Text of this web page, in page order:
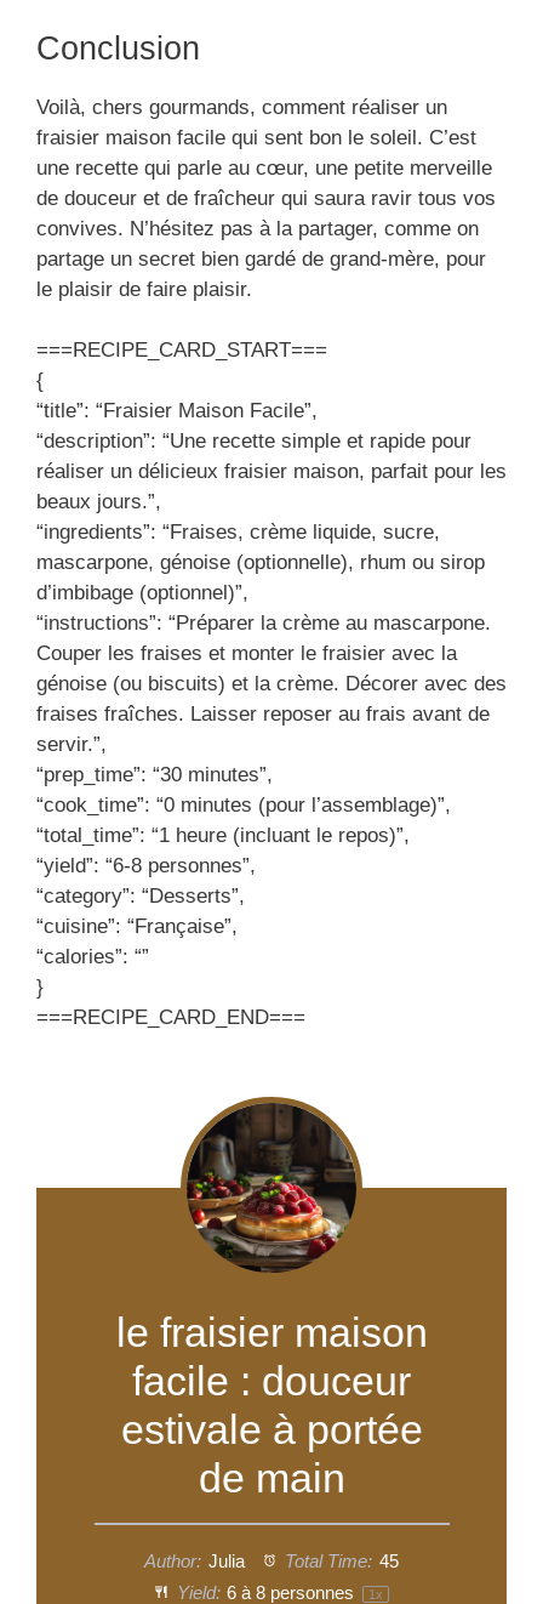
Conclusion
Voilà, chers gourmands, comment réaliser un
fraisier maison facile qui sent bon le soleil. C’est
une recette qui parle au cœur, une petite merveille
de douceur et de fraîcheur qui saura ravir tous vos
convives. N’hésitez pas à la partager, comme on
partage un secret bien gardé de grand-mère, pour
le plaisir de faire plaisir.
===RECIPE_CARD_START===
{
“title”: “Fraisier Maison Facile”,
“description”: “Une recette simple et rapide pour
réaliser un délicieux fraisier maison, parfait pour les
beaux jours.”,
“ingredients”: “Fraises, crème liquide, sucre,
mascarpone, génoise (optionnelle), rhum ou sirop
d’imbibage (optionnel)”,
“instructions”: “Préparer la crème au mascarpone.
Couper les fraises et monter le fraisier avec la
génoise (ou biscuits) et la crème. Décorer avec des
fraises fraîches. Laisser reposer au frais avant de
servir.”,
“prep_time”: “30 minutes”,
“cook_time”: “0 minutes (pour l’assemblage)”,
“total_time”: “1 heure (incluant le repos)”,
“yield”: “6-8 personnes”,
“category”: “Desserts”,
“cuisine”: “Française”,
“calories”: “”
}
===RECIPE_CARD_END===
le fraisier maison
facile : douceur
estivale à portée
de main
Author: Julia Total Time: 45
Yield: 6 à 8 personnes 1x